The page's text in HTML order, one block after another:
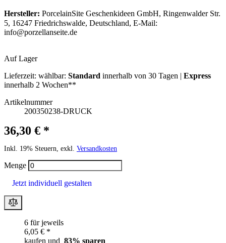
Hersteller: PorcelainSite Geschenkideen GmbH, Ringenwalder Str.
5, 16247 Friedrichswalde, Deutschland, E-Mail:
info@porzellanseite.de
Auf Lager
Lieferzeit: wählbar: Standard innerhalb von 30 Tagen | Express
innerhalb 2 Wochen**
Artikelnummer
200350238-DRUCK
36,30 € *
Inkl. 19% Steuern, exkl. Versandkosten
Menge
Jetzt individuell gestalten
6 für jeweils
6,05 € *
kaufen und 83% sparen